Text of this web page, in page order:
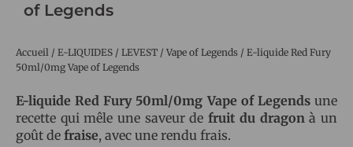
of Legends
Accueil / E-LIQUIDES / LEVEST / Vape of Legends / E-liquide Red Fury
50ml/0mg Vape of Legends
E-liquide Red Fury 50ml/0mg Vape of Legendsune
recette qui mêle une saveur defruit du dragonà un
goût de fraise, avec une rendu frais.